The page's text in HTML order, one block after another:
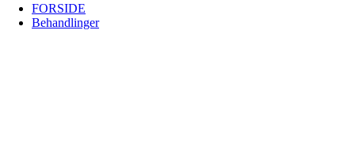
FORSIDE
Behandlinger